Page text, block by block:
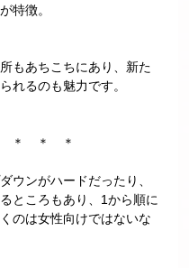
特徴。
もあちこちにあり、新た
れるのも魅力です。
＊　＊　＊
ウンがハードだったり、
ところもあり、1から順に
のは女性向けではないな